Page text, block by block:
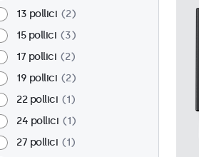
13 pollici
2
15 pollici
3
17 pollici
2
19 pollici
2
22 pollici
1
24 pollici
1
27 pollici
1